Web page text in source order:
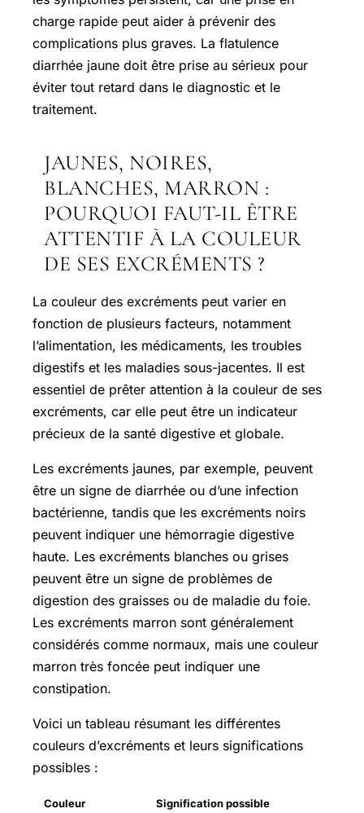
charge rapide peut aider à prévenir des
complications plus graves. La flatulence
diarrhée jaune doit être prise au sérieux pour
éviter tout retard dans le diagnostic et le
traitement.
JAUNES, NOIRES,
BLANCHES, MARRON :
POURQUOI FAUT-IL ÊTRE
ATTENTIF À LA COULEUR
DE SES EXCRÉMENTS ?
La couleur des excréments peut varier en
fonction de plusieurs facteurs, notamment
l’alimentation, les médicaments, les troubles
digestifs et les maladies sous-jacentes. Il est
essentiel de prêter attention à la couleur de ses
excréments, car elle peut être un indicateur
précieux de la santé digestive et globale.
Les excréments jaunes, par exemple, peuvent
être un signe de diarrhée ou d’une infection
bactérienne, tandis que les excréments noirs
peuvent indiquer une hémorragie digestive
haute. Les excréments blanches ou grises
peuvent être un signe de problèmes de
digestion des graisses ou de maladie du foie.
Les excréments marron sont généralement
considérés comme normaux, mais une couleur
marron très foncée peut indiquer une
constipation.
Voici un tableau résumant les différentes
couleurs d’excréments et leurs significations
possibles :
Couleur
Signification possible